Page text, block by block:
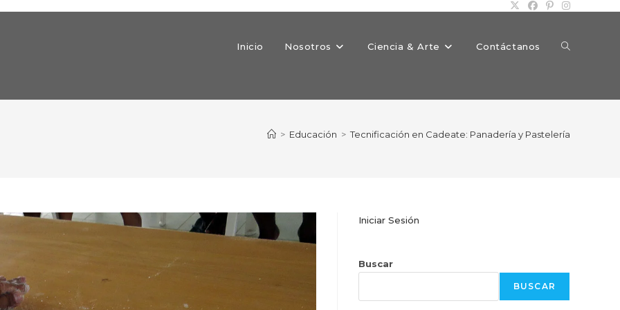
Inicio Nosotros Ciencia & Arte Contáctanos Alternar
> Educación > Tecnificación en Cadeate: Panadería y Pastelería
Iniciar Sesión
Buscar
BUSCAR